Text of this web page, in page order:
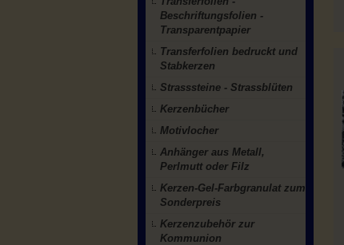
Beschriftungsfolien -
Transparentpapier
Transferfolien bedruckt und
Stabkerzen
Strasssteine - Strassblüten
Kerzenbücher
Motivlocher
Anhänger aus Metall,
Perlmutt oder Filz
Kerzen-Gel-Farbgranulat zum
Sonderpreis
Kerzenzubehör zur
Kommunion